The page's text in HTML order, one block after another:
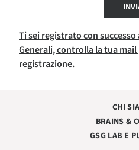
Ti sei registrato con
Generali, controlla la tua
registrazione.
CHI
BRAINS &
GSG LAB E